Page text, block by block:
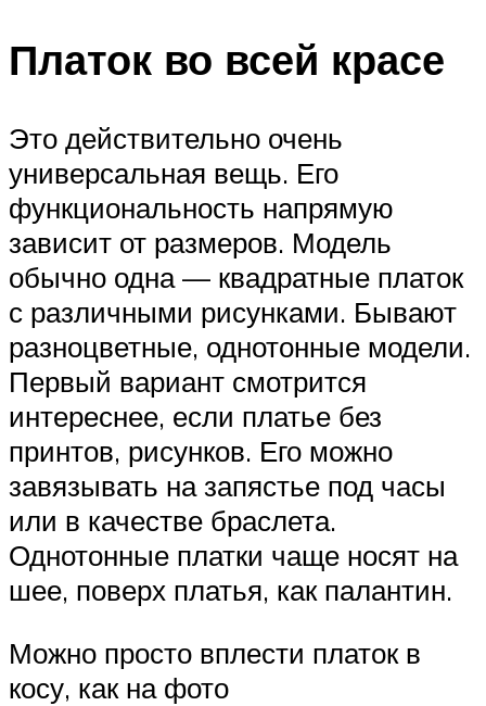
Платок во всей красе
Это действительно очень
универсальная вещь. Его
функциональность напрямую
зависит от размеров. Модель
обычно одна — квадратные платок
с различными рисунками. Бывают
разноцветные, однотонные модели.
Первый вариант смотрится
интереснее, если платье без
принтов, рисунков. Его можно
завязывать на запястье под часы
или в качестве браслета.
Однотонные платки чаще носят на
шее, поверх платья, как палантин.
Можно просто вплести платок в
косу, как на фото